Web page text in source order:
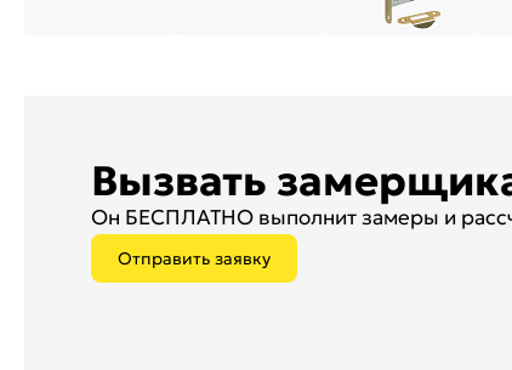
Вызвать
Он БЕСПЛАТНО выполнит замеры и
Отправить заявку